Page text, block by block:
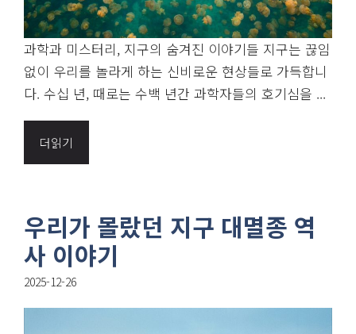
과학과 미스터리, 지구의 숨겨진 이야기들 지구는 끊임
없이 우리를 놀라게 하는 신비로운 현상들로 가득합니
다. 수십 년, 때로는 수백 년간 과학자들의 호기심을 ...
더읽기
우리가 몰랐던 지구 대멸종 역
사 이야기
2025-12-26